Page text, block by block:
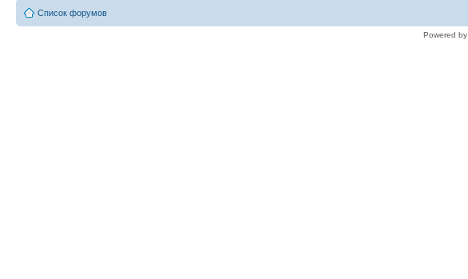
Список форумов
Powered by